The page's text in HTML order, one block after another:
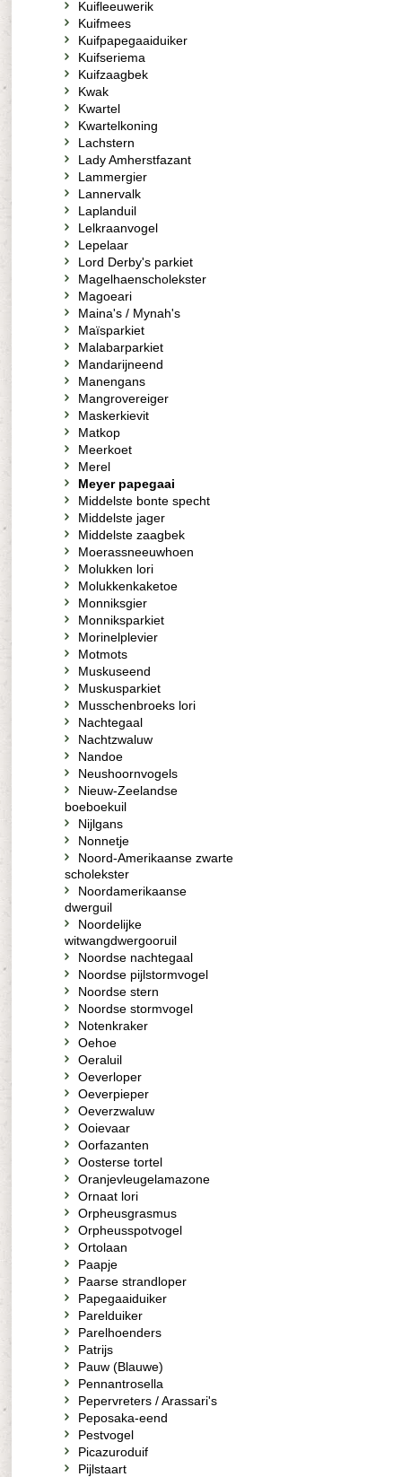
Kuifleeuwerik
Kuifmees
Kuifpapegaaiduiker
Kuifseriema
Kuifzaagbek
Kwak
Kwartel
Kwartelkoning
Lachstern
Lady Amherstfazant
Lammergier
Lannervalk
Laplanduil
Lelkraanvogel
Lepelaar
Lord Derby's parkiet
Magelhaenscholekster
Magoeari
Maina's / Mynah's
Maïsparkiet
Malabarparkiet
Mandarijneend
Manengans
Mangrovereiger
Maskerkievit
Matkop
Meerkoet
Merel
Meyer papegaai
Middelste bonte specht
Middelste jager
Middelste zaagbek
Moerassneeuwhoen
Molukken lori
Molukkenkaketoe
Monniksgier
Monniksparkiet
Morinelplevier
Motmots
Muskuseend
Muskusparkiet
Musschenbroeks lori
Nachtegaal
Nachtzwaluw
Nandoe
Neushoornvogels
Nieuw-Zeelandse
boeboekuil
Nijlgans
Nonnetje
Noord-Amerikaanse zwarte
scholekster
Noordamerikaanse
dwerguil
Noordelijke
witwangdwergooruil
Noordse nachtegaal
Noordse pijlstormvogel
Noordse stern
Noordse stormvogel
Notenkraker
Oehoe
Oeraluil
Oeverloper
Oeverpieper
Oeverzwaluw
Ooievaar
Oorfazanten
Oosterse tortel
Oranjevleugelamazone
Ornaat lori
Orpheusgrasmus
Orpheusspotvogel
Ortolaan
Paapje
Paarse strandloper
Papegaaiduiker
Parelduiker
Parelhoenders
Patrijs
Pauw (Blauwe)
Pennantrosella
Pepervreters / Arassari's
Peposaka-eend
Pestvogel
Picazuroduif
Pijlstaart